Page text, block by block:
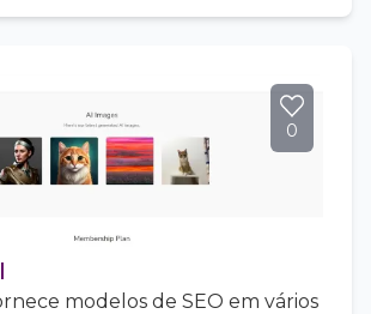
0
modelos de SEO em vários